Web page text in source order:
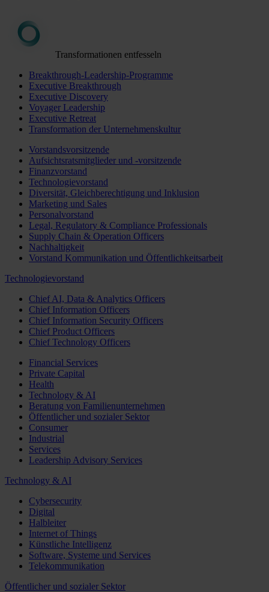
Transformationen entfesseln
Breakthrough-Leadership-Programme
Executive Breakthrough
Executive Discovery
Voyager Leadership
Executive Retreat
Transformation der Unternehmenskultur
Vorstandsvorsitzende
Aufsichtsratsmitglieder und -vorsitzende
Finanzvorstand
Technologievorstand
Diversität, Gleichberechtigung und Inklusion
Marketing und Sales
Personalvorstand
Legal, Regulatory & Compliance Professionals
Supply Chain & Operation Officers
Nachhaltigkeit
Vorstand Kommunikation und Öffentlichkeitsarbeit
Technologievorstand
Chief AI, Data & Analytics Officers
Chief Information Officers
Chief Information Security Officers
Chief Product Officers
Chief Technology Officers
Financial Services
Private Capital
Health
Technology & AI
Beratung von Familienunternehmen
Öffentlicher und sozialer Sektor
Consumer
Industrial
Services
Leadership Advisory Services
Technology & AI
Cybersecurity
Digital
Halbleiter
Internet of Things
Künstliche Intelligenz
Software, Systeme und Services
Telekommunikation
Öffentlicher und sozialer Sektor